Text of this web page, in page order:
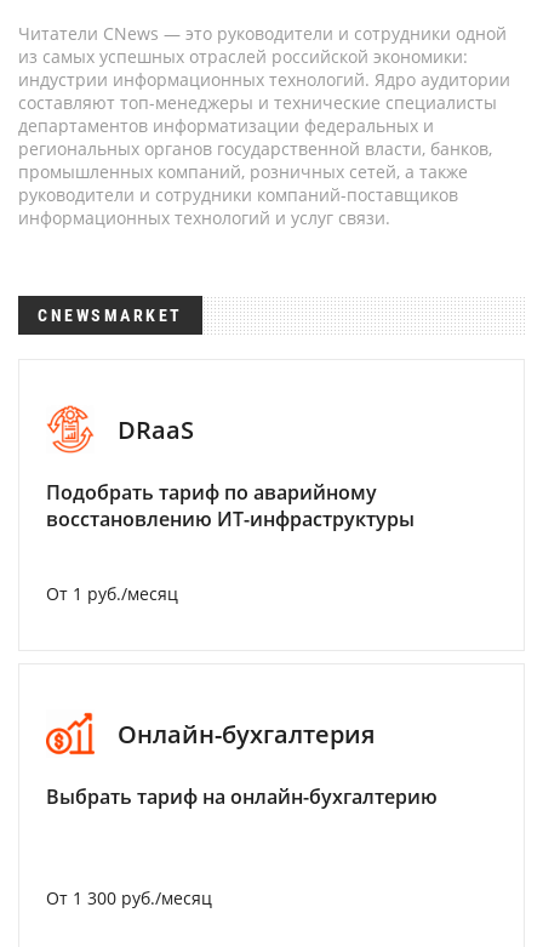
Читатели CNews — это руководители и сотрудники одной
из самых успешных отраслей российской экономики:
индустрии информационных технологий. Ядро аудитории
составляют топ-менеджеры и технические специалисты
департаментов информатизации федеральных и
региональных органов государственной власти, банков,
промышленных компаний, розничных сетей, а также
руководители и сотрудники компаний-поставщиков
информационных технологий и услуг связи.
CNEWSMARKET
DRaaS
Подобрать тариф по аварийному
восстановлению ИТ-инфраструктуры
От 1 руб./месяц
Онлайн-бухгалтерия
Выбрать тариф на онлайн-бухгалтерию
От 1 300 руб./месяц